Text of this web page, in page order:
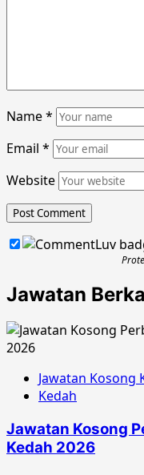
Name*
Email *
Website
Jawatan
Jawatan Kosong
Kedah
Jawatan Kosong
Kedah 2026